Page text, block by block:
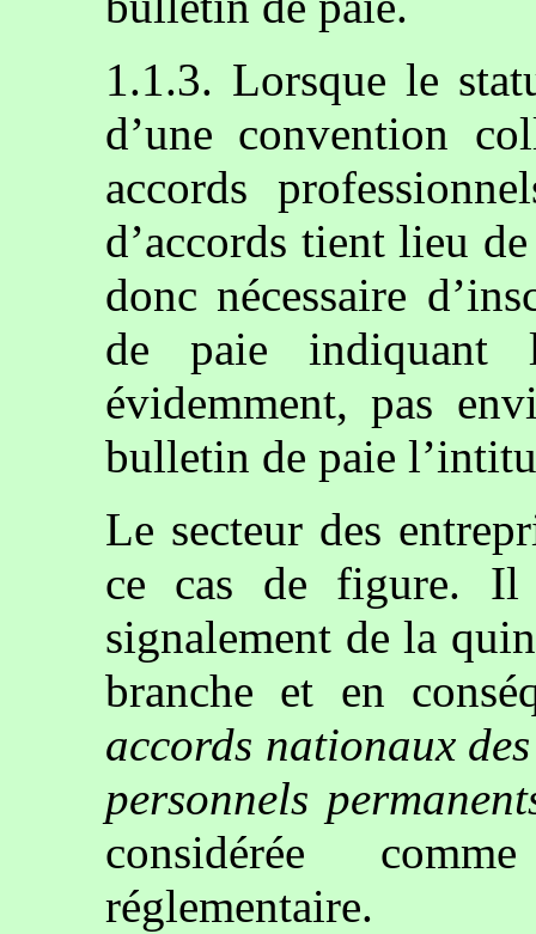
1.1.3. Lorsque le
d’une convention
accords
d’accords tient lieu
donc nécessaire
de paie indiquant
évidemment, pas
bulletin de paie
Le secteur des
ce cas de figure. Il
signalement de la
branche et en
accords nationaux
personnels
considérée
réglementaire.